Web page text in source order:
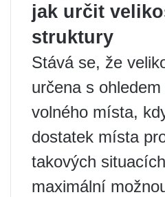
jak určit
struktury
Stává se, že
určena s
volného místa,
dostatek místa
takových
maximální